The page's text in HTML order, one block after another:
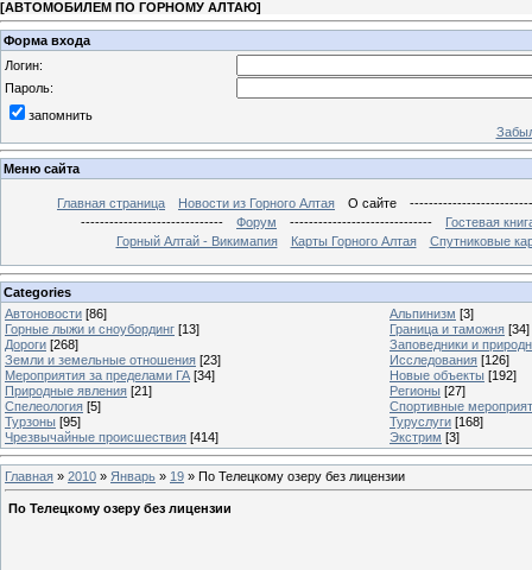
[АВТОМОБИЛЕМ ПО ГОРНОМУ АЛТАЮ]
Форма входа
Логин:
Пароль:
запомнить
Меню сайта
Главная страница Новости из Горного Алтая О сайте
------------------------------
Форум ------------------------------
Гостевая
Горный Алтай - Викимапия
Карты Горного Алтая Спутниковые
Categories
Автоновости [86] Альпинизм [3]
Горные лыжи и сноубординг [13] Граница и таможня [34]
Дороги [268]
Заповедники и
Земли и земельные отношения [23] Исследования [126]
Мероприятия за пределами ГА [34] Новые объекты [192]
Природные явления [21] Регионы [27]
Спелеология [5]
Спортивные
Турзоны [95] Туруслуги [168]
Чрезвычайные происшествия [414] Экстрим [3]
Главная » 2010 » Январь » 19 » По Телецкому озеру без лицензии
По Телецкому озеру без лицензии